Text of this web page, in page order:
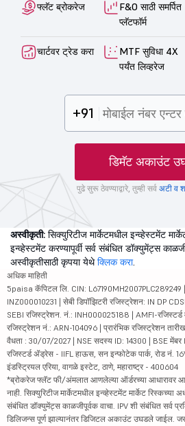
फ्लॅट ब्रोकरेज
F&O साठी समर्पित
प्लॅटफॉर्म
चार्टवर ट्रेड करा
MTF सुविधा 4X
पर्यंत लिव्हरेज
+91
डिमॅट अकाउंट
पुढे सुरू ठेवण्याद्वारे, तुम्ही सर्व अटी व
अस्वीकृती: सिक्युरिटीज मार्केटमधील इन्व्हेस्टमेंट
इन्व्हेस्टमेंट करण्यापूर्वी सर्व संबंधित डॉक्युमेंट्स
अस्वीकृतीसाठी कृपया येथेक्लिक करा.
अधिक माहिती
5paisa कॅपिटल लि. CIN: L67190MH2007PLC289249
INZ000010231 | सेबी डिपॉझिटरी रजिस्ट्रेशन: IN DP
SEBI रजिस्ट्रेशन. नं.: INH000025188 | AMFI-रजिस्टर्ड
रजिस्ट्रेशन नं.: ARN-104096 | प्रारंभिक रजिस्ट्रेशन
वैधता : 30/07/2027 | NSE सदस्य ID: 14300 | BSE
रजिस्टर्ड ॲड्रेस - IIFL हाऊस, सन इन्फोटेक पार्क, रोड नं.
इंडस्ट्रियल एरिया, वागळे इस्टेट, ठाणे, महाराष्ट्र - 400604
*ब्रोकरेज फ्लॅट फी/अंमलात आणलेल्या ऑर्डरच्या आधारावर
नाही. सिक्युरिटीज मार्केटमधील इन्व्हेस्टमेंट मार्केट रिस्कच्या
संबंधित डॉक्युमेंट्स काळजीपूर्वक वाचा. IPV शी संबंधित सर्व
डिलिजन्स पूर्ण झाल्यानंतर डिजिटल अकाउंट उघडले जाईल.